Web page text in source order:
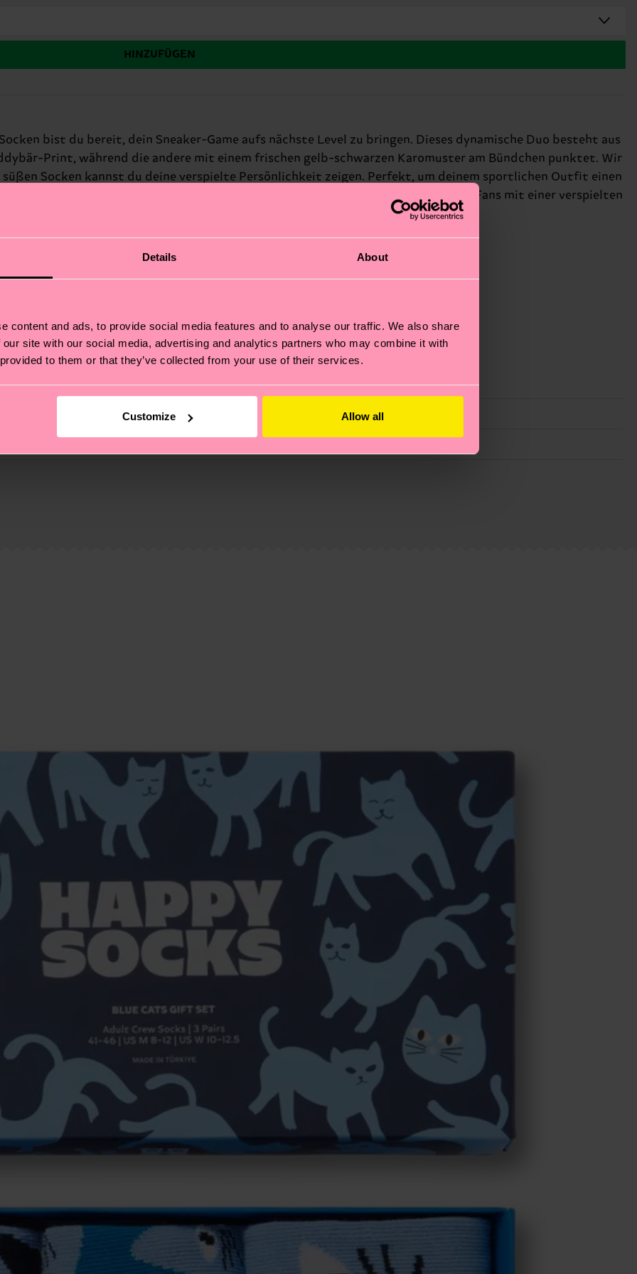
Details About
content and ads, to provide social media features and to analyse our traffic. We also share
site with our social media, advertising and analytics partners who may combine it with
to them or that they’ve collected from your use of their services.
Customize Allow all
HINZUFÜGEN
bist du bereit, dein Sneaker-Game aufs nächste Level zu bringen. Dieses dynamische Duo besteht aus
Print, während die andere mit einem frischen gelb-schwarzen Karomuster am Bündchen punktet. Wir
Socken kannst du deine verspielte Persönlichkeit zeigen. Perfekt, um deinem sportlichen Outfit einen
garantiert ein Lächeln ins Gesicht zaubern. Perfektes Geschenk für: Sneaker-Fans mit einer verspielten
– es geht auch um eine ethische Lieferkette, die Reduzierung von Emissionen, die richtige Pflege von